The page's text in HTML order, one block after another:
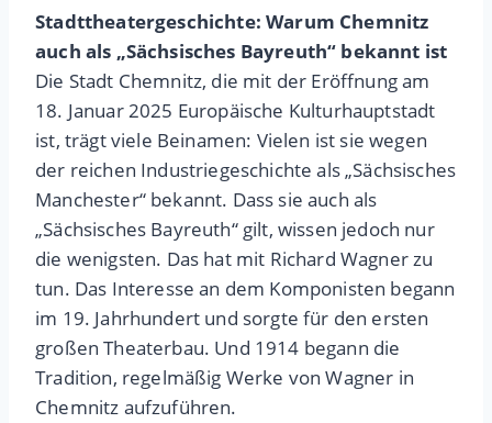
Stadttheatergeschichte: Warum Chemnitz
auch als „Sächsisches Bayreuth“ bekannt ist
Die Stadt Chemnitz, die mit der Eröffnung am
18. Januar 2025 Europäische Kulturhauptstadt
ist, trägt viele Beinamen: Vielen ist sie wegen
der reichen Industriegeschichte als „Sächsisches
Manchester“ bekannt. Dass sie auch als
„Sächsisches Bayreuth“ gilt, wissen jedoch nur
die wenigsten. Das hat mit Richard Wagner zu
tun. Das Interesse an dem Komponisten begann
im 19. Jahrhundert und sorgte für den ersten
großen Theaterbau. Und 1914 begann die
Tradition, regelmäßig Werke von Wagner in
Chemnitz aufzuführen.